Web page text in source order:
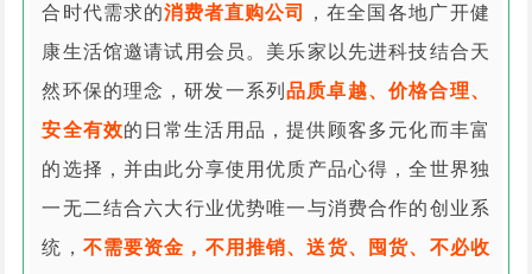
合时代需求的消费者直购公司
，在全国各地广开健
康生活馆邀请试用会员。美乐家以先进科技结合天
然环保的理念，研发一系列 品质卓越、价格合理、
安全有效的日常生活用品，提供顾客多元化而丰富
的选择，并由此分享使用优质产品心得，全世界独
一无二结合六大行业优势唯一与消费合作的创业系
统， 不需要资金，不用推销、送货、囤货、不必收